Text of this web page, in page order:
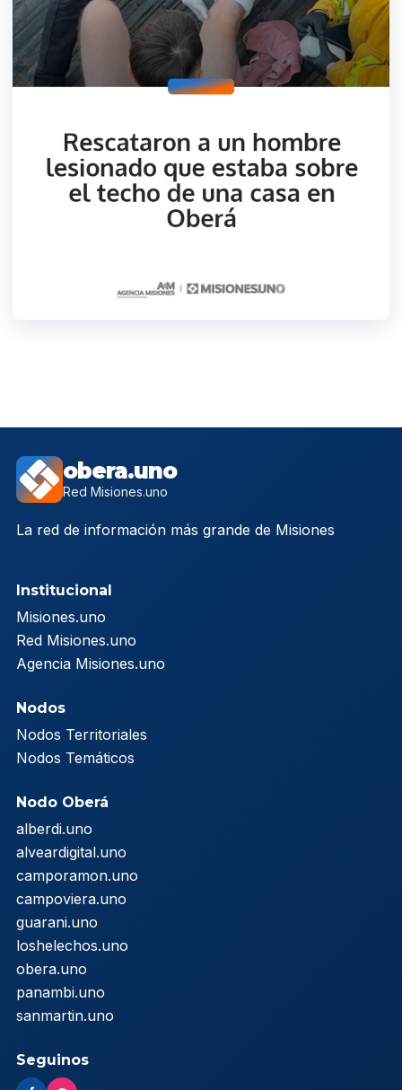
obera.uno
Red Misiones.uno
La red de información más grande de Misiones
Institucional
Misiones.uno
Red Misiones.uno
Agencia Misiones.uno
Nodos
Nodos Territoriales
Nodos Temáticos
Nodo Oberá
alberdi.uno
alveardigital.uno
camporamon.uno
campoviera.uno
guarani.uno
loshelechos.uno
obera.uno
panambi.uno
sanmartin.uno
Seguinos